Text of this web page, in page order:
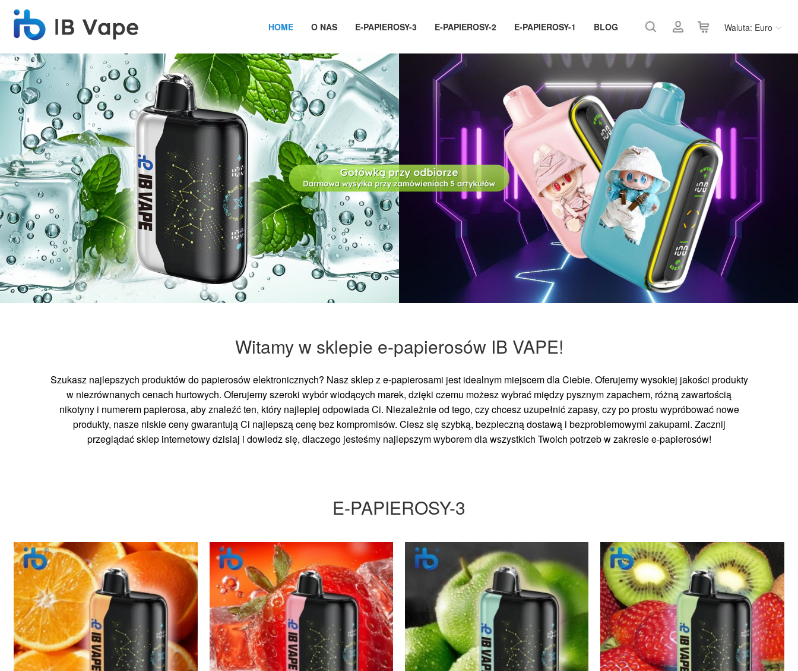
Waluta: Euro
HOME O NAS E-PAPIEROSY-3 E-PAPIEROSY-2 E-PAPIEROSY-1 BLOG
Witamy w sklepie e-papierosów IB VAPE!
Szukasz najlepszych produktów do papierosów elektronicznych? Nasz sklep z e-papierosami jest idealnym miejscem dla Ciebie. Oferujemy wysokiej jakości produkty
w niezrównanych cenach hurtowych. Oferujemy szeroki wybór wiodących marek, dzięki czemu możesz wybrać między pysznym zapachem, różną zawartością
nikotyny i numerem papierosa, aby znaleźć ten, który najlepiej odpowiada Ci. Niezależnie od tego, czy chcesz uzupełnić zapasy, czy po prostu wypróbować nowe
produkty, nasze niskie ceny gwarantują Ci najlepszą cenę bez kompromisów. Ciesz się szybką, bezpieczną dostawą i bezproblemowymi zakupami. Zacznij
przeglądać sklep internetowy dzisiaj i dowiedz się, dlaczego jesteśmy najlepszym wyborem dla wszystkich Twoich potrzeb w zakresie e-papierosów!
E-PAPIEROSY-3